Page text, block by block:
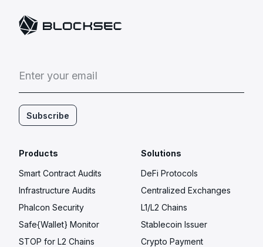
Enter your email
Subscribe
Products
Smart Contract Audits
Infrastructure Audits
Phalcon Security
Safe{Wallet} Monitor
STOP for L2 Chains
Solutions
DeFi Protocols
Centralized Exchanges
L1/L2 Chains
Stablecoin Issuer
Crypto Payment